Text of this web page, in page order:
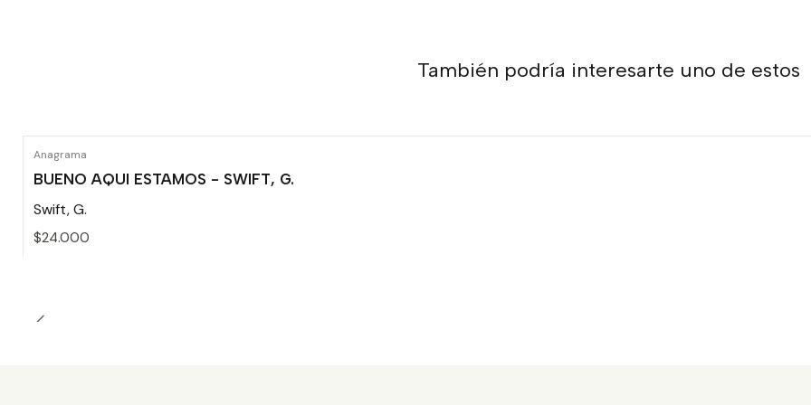
También podría interesarte uno de estos
Anagrama
BUENO AQUI ESTAMOS - SWIFT, G.
Swift, G.
$24.000